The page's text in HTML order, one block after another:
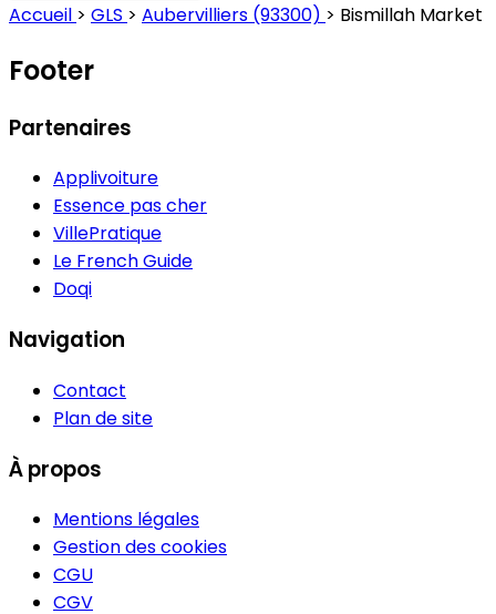
Accueil > GLS > Aubervilliers (93300) > Bismillah Market
Footer
Partenaires
Applivoiture
Essence pas cher
VillePratique
Le French Guide
Doqi
Navigation
Contact
Plan de site
À propos
Mentions légales
Gestion des cookies
CGU
CGV